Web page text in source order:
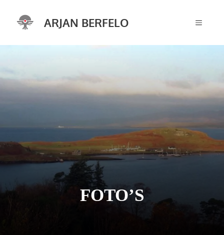
naar
inhoud
ARJAN BERFELO MENU
FOTO’S